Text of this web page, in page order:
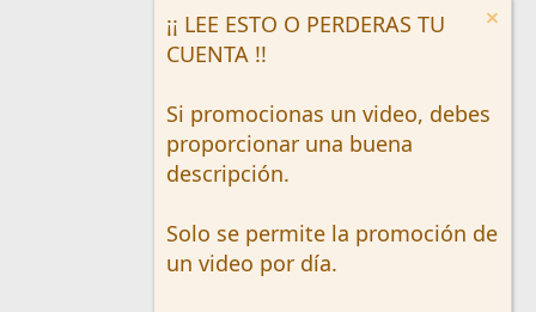
¡¡ LEE ESTO O PERDERAS TU
CUENTA !!
Si promocionas un video, debes
proporcionar una buena
descripción.
Solo se permite la promoción de
un video por día.